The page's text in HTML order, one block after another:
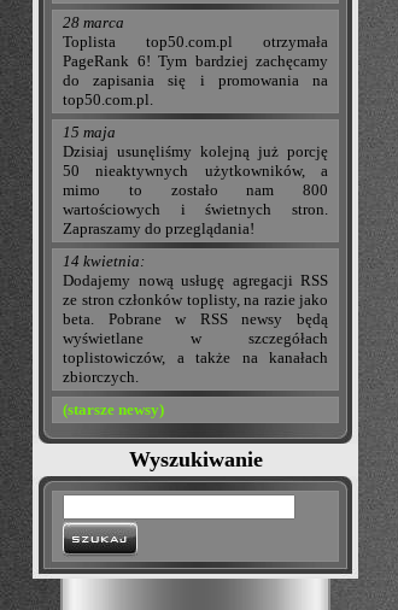
28 marca
Toplista top50.com.pl otrzymała
PageRank 6! Tym bardziej zachęcamy
do zapisania się i promowania na
top50.com.pl.
15 maja
Dzisiaj usunęliśmy kolejną już porcję
50 nieaktywnych użytkowników, a
mimo to zostało nam 800
wartościowych i świetnych stron.
Zapraszamy do przeglądania!
14 kwietnia:
Dodajemy nową usługę agregacji RSS
ze stron członków toplisty, na razie jako
beta. Pobrane w RSS newsy będą
wyświetlane w szczegółach
toplistowiczów, a także na kanałach
zbiorczych.
(starsze newsy)
Wyszukiwanie